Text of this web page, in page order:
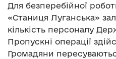
Для безперебійної
«Станиця Луганська»
кількість персоналу
Пропускні операції
Громадяни